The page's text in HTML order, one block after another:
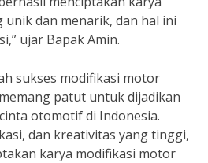
dan menarik, dan hal ini
ujar Bapak Amin.
sukses modifikasi motor
patut untuk dijadikan
otomotif di Indonesia.
dan kreativitas yang tinggi,
karya modifikasi motor